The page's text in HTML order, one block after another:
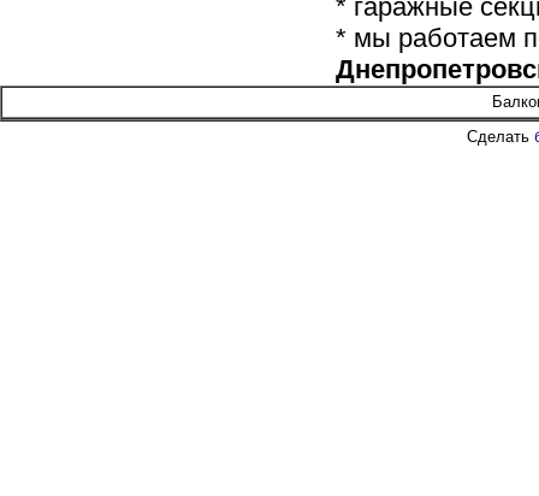
* гаражные
* мы работаем
Сделать